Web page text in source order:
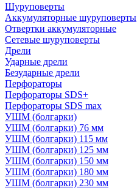
Шуруповерты
Аккумуляторные шуруповерты
Отвертки аккумуляторные
Сетевые шуруповерты
Дрели
Ударные дрели
Безударные дрели
Перфораторы
Перфораторы SDS+
Перфораторы SDS max
УШМ (болгарки)
УШМ (болгарки) 76 мм
УШМ (болгарки) 115 мм
УШМ (болгарки) 125 мм
УШМ (болгарки) 150 мм
УШМ (болгарки) 180 мм
УШМ (болгарки) 230 мм